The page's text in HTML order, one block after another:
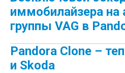
иммобилайзера на
группы VAG в
Pandora Clone –
и Skoda